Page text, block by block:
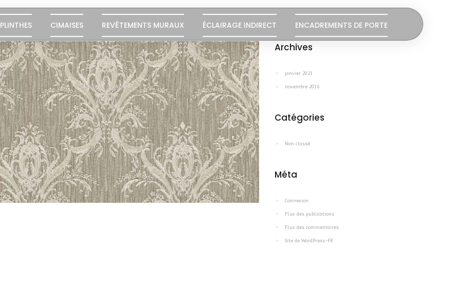
PLINTHES CIMAISES REVÊTEMENTS MURAUX ÉCLAIRAGE INDIRECT ENCADREMENTS DE PORTE
Archives
janvier 2021
novembre 2016
Catégories
Non classé
Méta
Connexion
Flux des publications
Flux des commentaires
Site de WordPress-FR